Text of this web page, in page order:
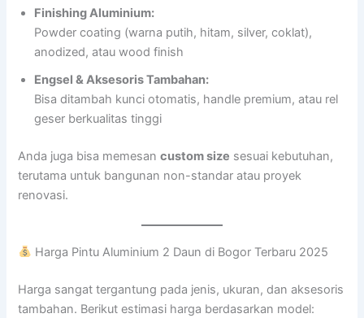
Finishing Aluminium:
Powder coating (warna putih, hitam, silver, coklat),
anodized, atau wood finish
Engsel & Aksesoris Tambahan:
Bisa ditambah kunci otomatis, handle premium, atau rel
geser berkualitas tinggi
Anda juga bisa memesancustom size sesuai kebutuhan,
terutama untuk bangunan non-standar atau proyek
renovasi.
Harga Pintu Aluminium 2 Daun di Bogor Terbaru 2025
Harga sangat tergantung pada jenis, ukuran, dan aksesoris
tambahan. Berikut estimasi harga berdasarkan model: